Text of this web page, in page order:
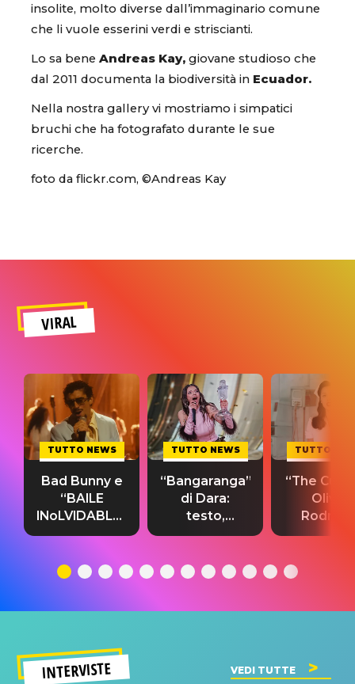
insolite, molto diverse dall’immaginario comune
che li vuole esserini verdi e striscianti.
Lo sa bene Andreas Kay, giovane studioso che
dal 2011 documenta la biodiversità in Ecuador.
Nella nostra gallery vi mostriamo i simpatici
bruchi che ha fotografato durante le sue
ricerche.
foto da flickr.com, ©Andreas Kay
VIRAL
TUTTO NEWS
Bad Bunny e
“BAILE
INoLVIDABLE”:
testo,
significato
TUTTO NEWS
“Bangaranga”
di Dara:
testo,
traduzione e
del singolo
TUTTO
“The
Olivia
testo,
INTERVISTE VEDI TUTTE